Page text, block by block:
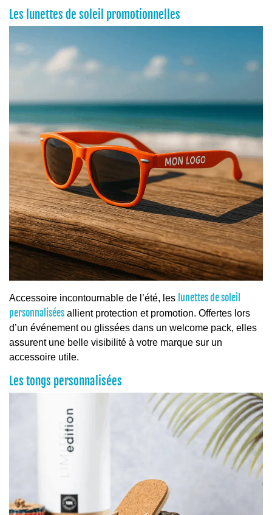
Les lunettes de soleil promotionnelles
Accessoire incontournable de l’été, les lunettes de soleil
personnalisées allient protection et promotion. Offertes lors
d’un événement ou glissées dans un welcome pack, elles
assurent une belle visibilité à votre marque sur un
accessoire utile.
Les tongs personnalisées